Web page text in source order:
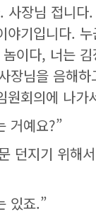
장님 접니
기입니다.
이다, 너는
장님을 음해
회의에 나
거예요?”
던지기 위해
있죠.”